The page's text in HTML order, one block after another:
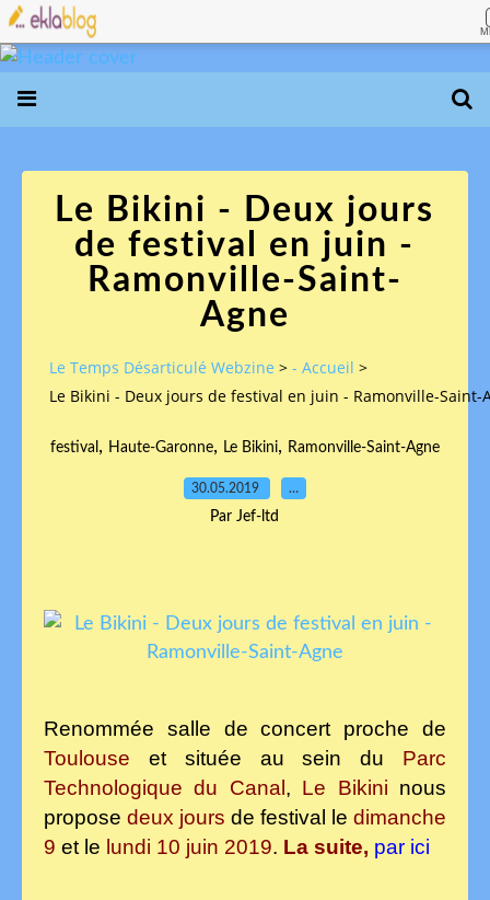
Le Bikini - Deux jours
de festival en juin -
Ramonville-Saint-
Agne
Le Temps Désarticulé Webzine > - Accueil >
Le Bikini - Deux jours de festival en juin - Ramonville-Saint-
festival , Haute-Garonne, Le Bikini, Ramonville-Saint-Agne
30.05.2019 …
Par Jef-ltd
Renommée salle de concert proche de
Toulouse et située au sein du Parc
Technologique du Canal, Le Bikini nous
propose deux jours de festival le dimanche
9 et le lundi 10 juin 2019. La suite, par ici